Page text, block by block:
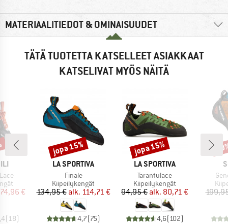
MATERIAALITIEDOT & OMINAISUUDET
TÄTÄ TUOTETTA KATSELLEET ASIAKKAAT
KATSELIVAT MYÖS NÄITÄ
hinta
74,96 €
( 18)
MERKKI
LA SPORTIVA
Tuote
Finale
Tuoteryhmä
Kiipeilykengät
Hinta
134,95 € Alennettu hinta
alk. 114,71 €
4,7(75)
Alennus
jopa 15%
MERKKI
LA SPORTIVA
Tuote
Tarantulace
Tuoteryhmä
Kiipeilykengät
Hinta
94,95 € Alennettu hinta
alk. 80,71 €
4,6( 102)
Alennus
jopa 15%